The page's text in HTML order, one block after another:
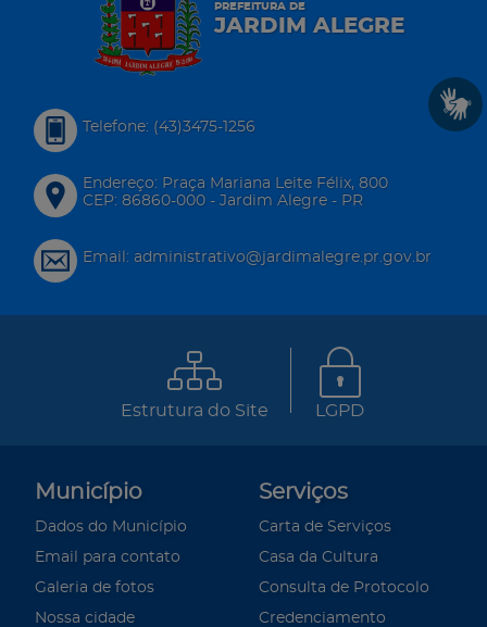
PREFEITURA DE
JARDIM ALEGRE
Telefone: (43)3475-1256
Endereço: Praça Mariana Leite Félix, 800
CEP: 86860-000 - Jardim Alegre - PR
Email: administrativo@jardimalegre.pr.gov.br
Estrutura do Site LGPD
Município
Dados do Município
Email para contato
Galeria de fotos
Nossa cidade
Serviços
Carta de Serviços
Casa da Cultura
Consulta de Protocolo
Credenciamento